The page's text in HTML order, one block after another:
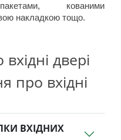
кованими
накладкою тощо.
двері
про вхідні
ВХІДНИХ